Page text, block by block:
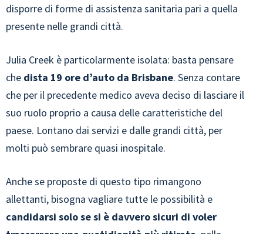
disporre di forme di assistenza sanitaria pari a quella
presente nelle grandi città.
Julia Creek è particolarmente isolata: basta pensare
che dista 19 ore d’auto da Brisbane. Senza contare
che per il precedente medico aveva deciso di lasciare il
suo ruolo proprio a causa delle caratteristiche del
paese. Lontano dai servizi e dalle grandi città, per
molti può sembrare quasi inospitale.
Anche se proposte di questo tipo rimangono
allettanti, bisogna vagliare tutte le possibilità e
candidarsi solo se si è davvero sicuri di voler